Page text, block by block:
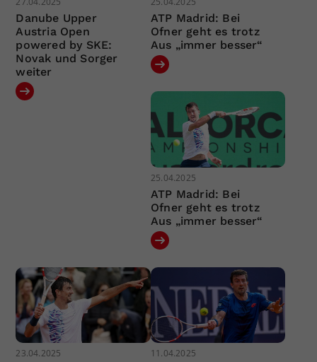
Danube Upper
Austria Open
powered by SKE:
Novak und Sorger
weiter
ATP Madrid: Bei
Ofner geht es trotz
Aus „immer besser“
25.04.2025
ATP Madrid: Bei
Ofner geht es trotz
Aus „immer besser“
23.04.2025 11.04.2025